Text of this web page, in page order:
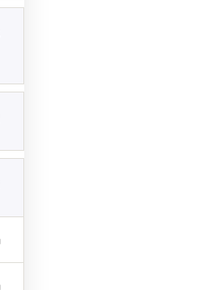
no : 103,
– 813